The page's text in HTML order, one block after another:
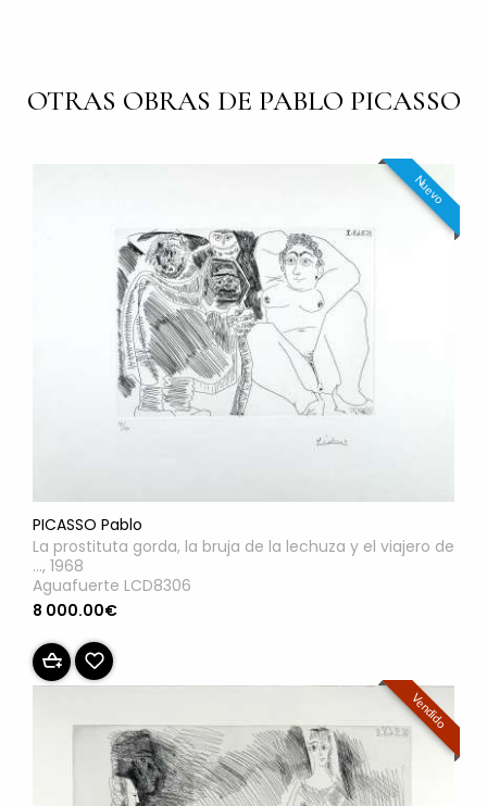
OTRAS OBRAS DE PABLO PICASSO
Nuevo
PICASSO Pablo
La prostituta gorda, la bruja de la lechuza y el viajero de
..., 1968
Aguafuerte LCD8306
8 000.00€
Vendido